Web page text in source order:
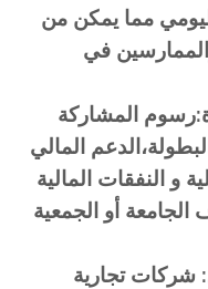
مما يمكن من
في
المشاركة
المالي
و النفقات المالية
أو الجمعية
شركات تجارية